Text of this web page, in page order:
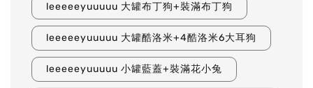
leeeeeyuuuuu 大罐布丁狗+裝滿布丁狗
leeeeeyuuuuu 大罐酷洛米+4酷洛米6大耳狗
leeeeeyuuuuu 小罐藍蓋+裝滿花小兔